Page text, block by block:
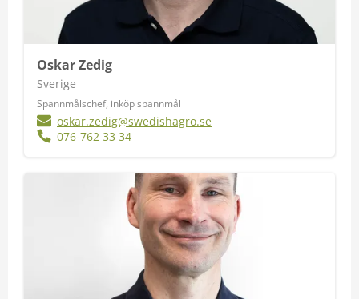
Oskar Zedig
Sverige
Spannmålschef, inköp spannmål
oskar.zedig@swedishagro.se
076-762 33 34